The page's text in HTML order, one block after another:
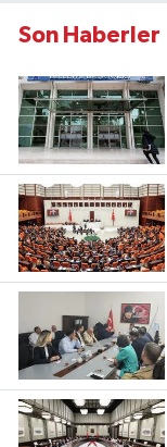
Son Haberler